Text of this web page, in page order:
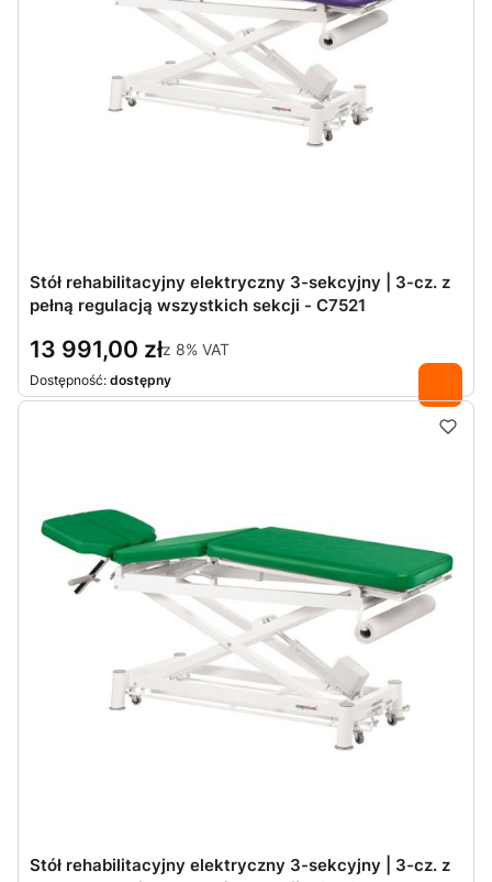
Stół rehabilitacyjny elektryczny 3-sekcyjny | 3-cz. z
pełną regulacją wszystkich sekcji - C7521
13 991,00 złz 8% VAT
Dostępność: dostępny
Stół rehabilitacyjny elektryczny 3-sekcyjny | 3-cz. z